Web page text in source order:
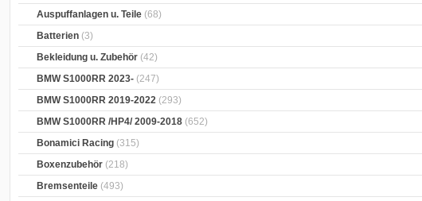
Auspuffanlagen u. Teile (68)
Batterien (3)
Bekleidung u. Zubehör (42)
BMW S1000RR 2023- (247)
BMW S1000RR 2019-2022 (293)
BMW S1000RR /HP4/ 2009-2018 (652)
Bonamici Racing (315)
Boxenzubehör (218)
Bremsenteile (493)